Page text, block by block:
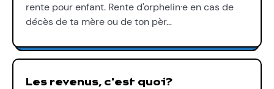
rente pour enfant. Rente d'orphelin·e en cas de
décès de ta mère ou de ton pèr…
Les revenus, c'est quoi?